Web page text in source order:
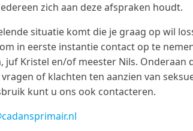
zich aan deze afspraken houdt.
situatie komt die je graag op wil
in eerste instantie contact op te
Kristel en/of meester Nils. Onderaan
of klachten ten aanzien van
kunt u ons ook contacteren.